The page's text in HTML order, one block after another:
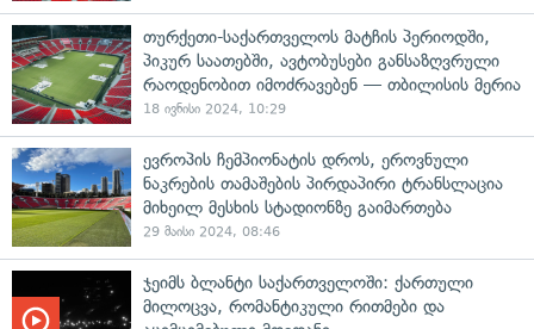
თურქეთი-საქართველოს მატჩის პერიოდში,
პიკურ საათებში, ავტობუსები განსაზღვრული
რაოდენობით იმოძრავებენ — თბილისის მერია
18 ივნისი 2024, 10:29
ევროპის ჩემპიონატის დროს, ეროვნული
ნაკრების თამაშების პირდაპირი ტრანსლაცია
მიხეილ მესხის სტადიონზე გაიმართება
29 მაისი 2024, 08:46
ჯეიმს ბლანტი საქართველოში: ქართული
მილოცვა, რომანტიკული რითმები და